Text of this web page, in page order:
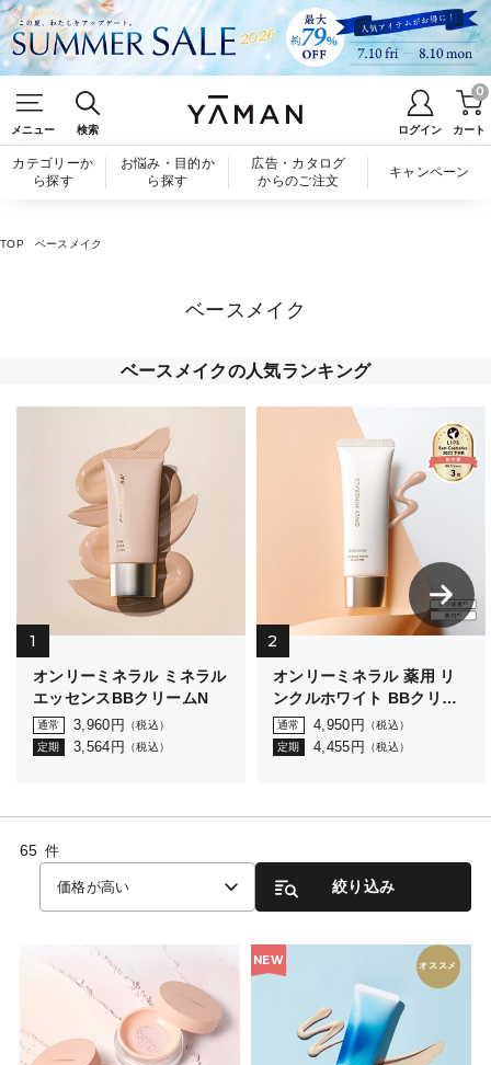
メニュー 検索 ログイン カート
0
カテゴリーか
ら探す
お悩み・目的か
ら探す
広告・カタログ
からのご注文
キャンペーン
TOP ベースメイク
ベースメイク
ベースメイクの人気ランキング
1
オンリーミネラル ミネラル
エッセンスBBクリームN
通常 3,960 円
（税込）
定期
3,564 円 （税込）
2
オンリーミネラル 薬用 リ
ンクルホワイト BBクリー
ム
通常 4,950 円
（税込）
定期
4,455 円 （税込）
65 件
価格が高い 絞り込み
NEW オススメ